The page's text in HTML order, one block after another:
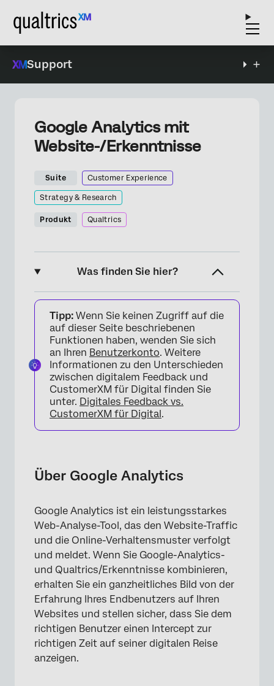
Support
Google Analytics mit
Website-/Erkenntnisse
Suite Customer Experience
Strategy & Research
Produkt Qualtrics
Was finden Sie hier?
Über Google Analytics
Integration mit Google Data Layer
Verwenden von Google-
Datenschichtvariablen in der Visitor-
Targeting-Logik
Übertragen von Google-Analytics-Daten an
Qualtrics
Tipp: Wenn Sie keinen Zugriff auf die
auf dieser Seite beschriebenen
Funktionen haben, wenden Sie sich
an Ihren Benutzerkonto. Weitere
Informationen zu den Unterschieden
zwischen digitalem Feedback und
CustomerXM für Digital finden Sie
unter. Digitales Feedback vs.
CustomerXM für Digital.
Über Google Analytics
Google Analytics ist ein leistungsstarkes
Web-Analyse-Tool, das den Website-Traffic
und die Online-Verhaltensmuster verfolgt
und meldet. Wenn Sie Google-Analytics-
und Qualtrics/Erkenntnisse kombinieren,
erhalten Sie ein ganzheitliches Bild von der
Erfahrung Ihres Endbenutzers auf Ihren
Websites und stellen sicher, dass Sie dem
richtigen Benutzer einen Intercept zur
richtigen Zeit auf seiner digitalen Reise
anzeigen.